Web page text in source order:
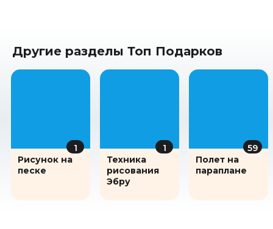
Другие разделы Топ Подарков
1
Рисунок на
песке
1
Техника
рисования
Эбру
59
Полет на
параплане